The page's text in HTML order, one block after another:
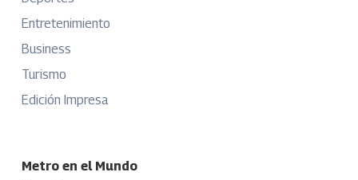
Entretenimiento
Business
Turismo
Edición Impresa
Metro en el Mundo